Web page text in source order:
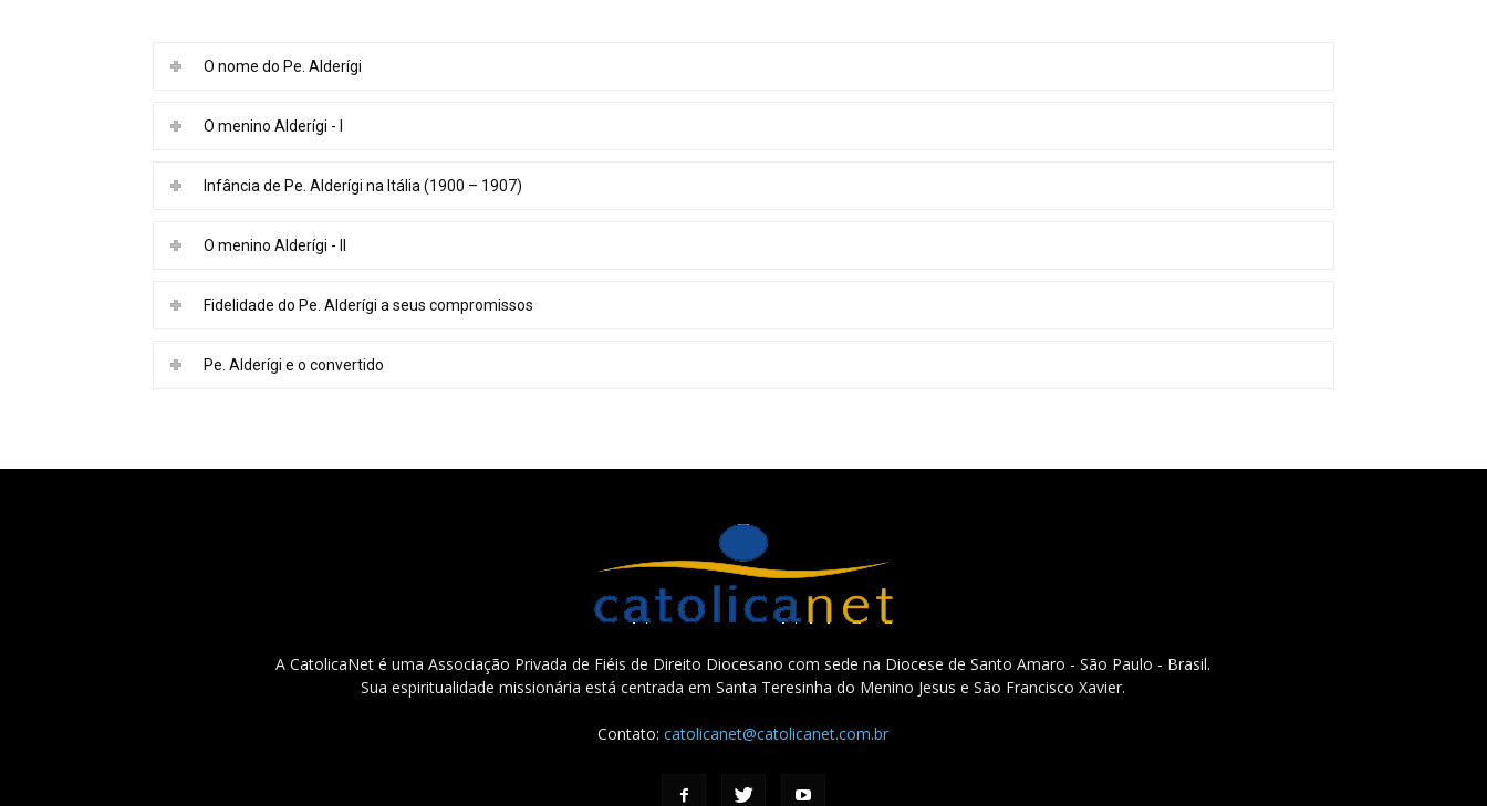
O nome do Pe. Alderígi
O menino Alderígi - I
Infância de Pe. Alderígi na Itália (1900 – 1907)
O menino Alderígi - II
Fidelidade do Pe. Alderígi a seus compromissos
Pe. Alderígi e o convertido
A CatolicaNet é uma Associação Privada de Fiéis de Direito Diocesano com sede na Diocese de Santo Amaro - São Paulo - Brasil.
Sua espiritualidade missionária está centrada em Santa Teresinha do Menino Jesus e São Francisco Xavier.
Contato:catolicanet@catolicanet.com.br